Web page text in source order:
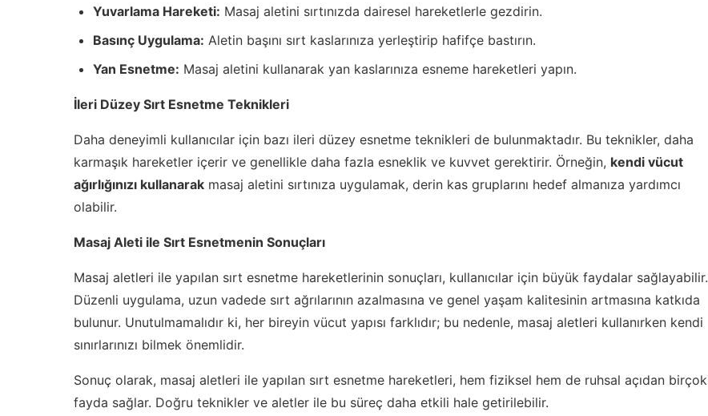
Yuvarlama Hareketi: Masaj aletini sırtınızda dairesel hareketlerle gezdirin.
Basınç Uygulama: Aletin başını sırt kaslarınıza yerleştirip hafifçe bastırın.
Yan Esnetme: Masaj aletini kullanarak yan kaslarınıza esneme hareketleri yapın.
İleri Düzey Sırt Esnetme Teknikleri
Daha deneyimli kullanıcılar için bazı ileri düzey esnetme teknikleri de bulunmaktadır. Bu teknikler, daha
karmaşık hareketler içerir ve genellikle daha fazla esneklik ve kuvvet gerektirir. Örneğin, kendi vücut
ağırlığınızı kullanarak masaj aletini sırtınıza uygulamak, derin kas gruplarını hedef almanıza yardımcı
olabilir.
Masaj Aleti ile Sırt Esnetmenin Sonuçları
Masaj aletleri ile yapılan sırt esnetme hareketlerinin sonuçları, kullanıcılar için büyük faydalar sağlayabilir.
Düzenli uygulama, uzun vadede sırt ağrılarının azalmasına ve genel yaşam kalitesinin artmasına katkıda
bulunur. Unutulmamalıdır ki, her bireyin vücut yapısı farklıdır; bu nedenle, masaj aletleri kullanırken kendi
sınırlarınızı bilmek önemlidir.
Sonuç olarak, masaj aletleri ile yapılan sırt esnetme hareketleri, hem fiziksel hem de ruhsal açıdan birçok
fayda sağlar. Doğru teknikler ve aletler ile bu süreç daha etkili hale getirilebilir.